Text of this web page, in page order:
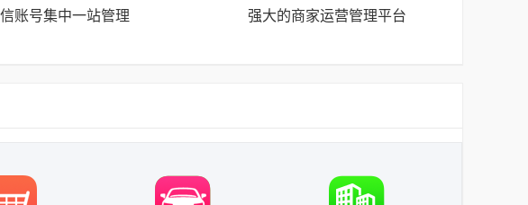
账号集中一站管理 强大的商家运营管理平台